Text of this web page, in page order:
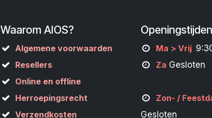
Waarom AIOS?
Algemene voorwaarden
Resellers
Online en offline
Herroepingsrecht
Verzendkosten
Openingstijden
Ma > Vrij
Za Gesloten
Zon- /
Gesloten